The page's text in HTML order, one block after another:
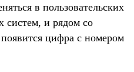
в пользовательских
систем, и рядом со
цифра с номером